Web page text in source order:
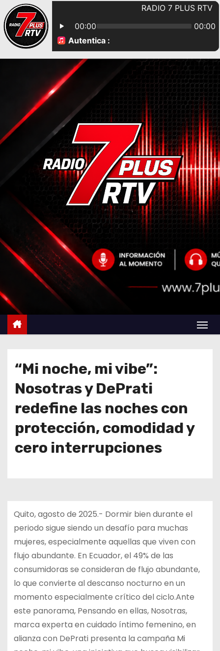
“Mi noche, mi vibe”:
Nosotras y DePrati
redefine las noches con
protección, comodidad y
cero interrupciones
Quito, agosto de 2025.- Dormir bien durante el
periodo sigue siendo un desafío para muchas
mujeres, especialmente aquellas que viven con
flujo abundante. En Ecuador, el 49% de las
consumidoras se consideran de flujo abundante,
lo que convierte al descanso nocturno en un
momento especialmente crítico del ciclo.Ante
este panorama, Pensando en ellas, Nosotras,
marca experta en cuidado íntimo femenino, en
alianza con DePrati presenta la campaña Mi